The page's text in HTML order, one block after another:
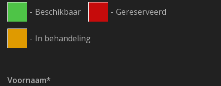
- Beschikbaar - Gereserveerd
- In behandeling
Voornaam*